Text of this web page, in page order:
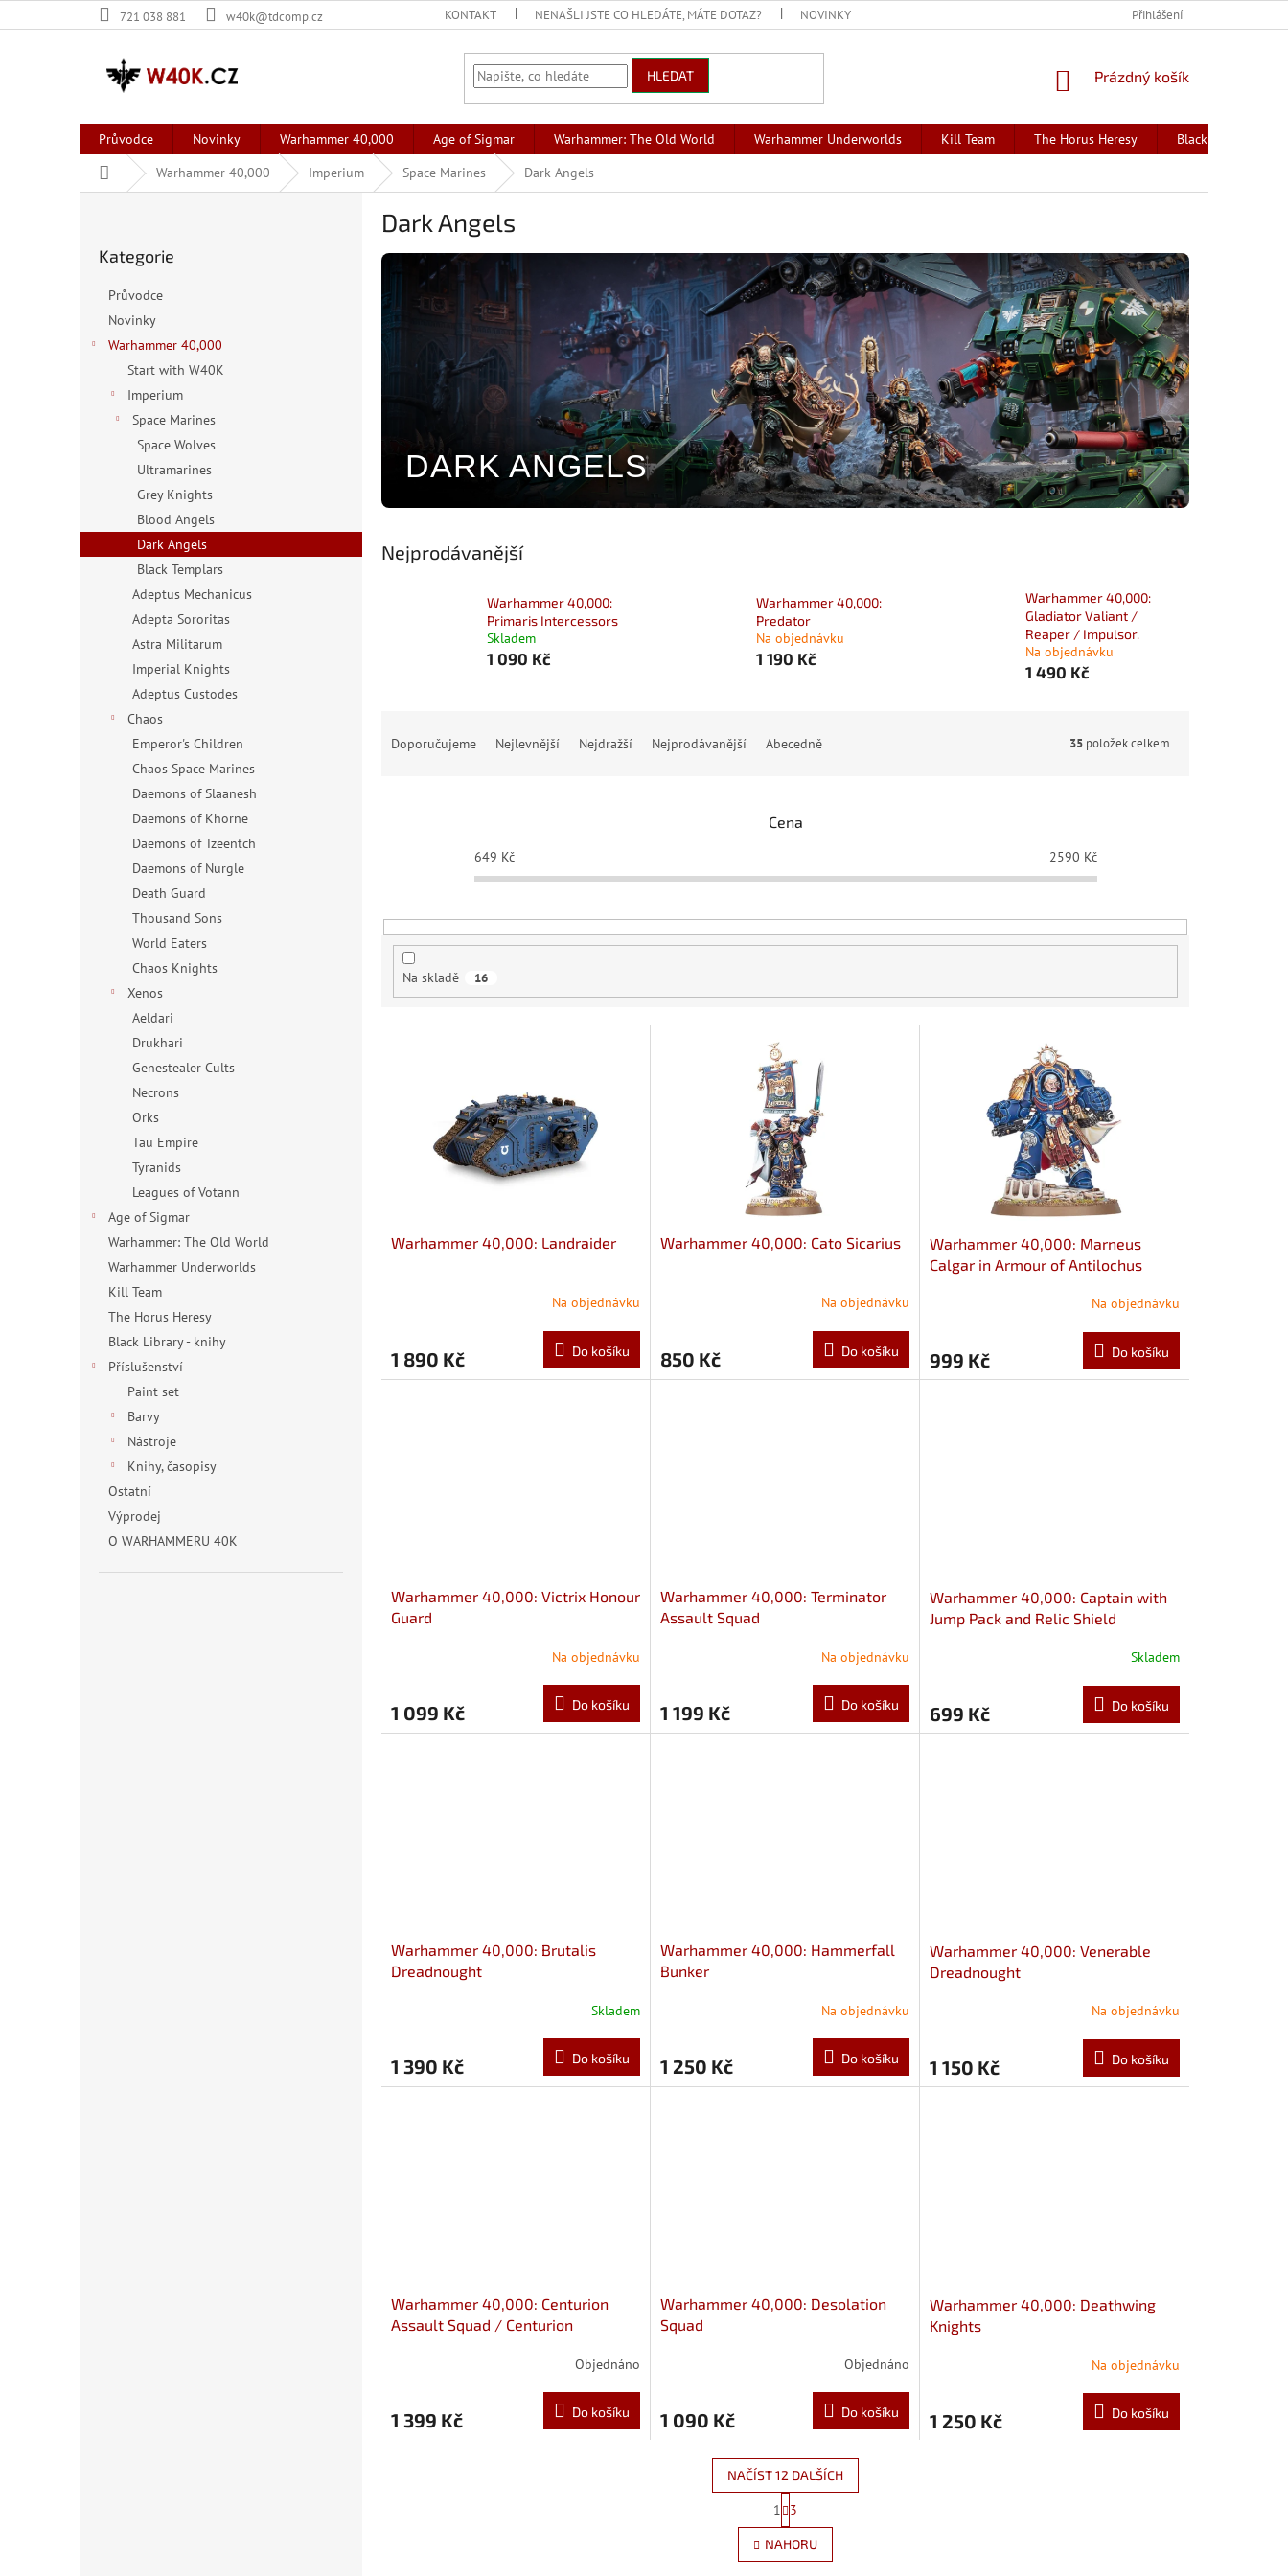
na
721 038 881 w40k@tdcomp.cz KONTAKT NENAŠLI JSTE CO HLEDÁTE, MÁTE DOTAZ? NOVINKY Přihlášení
HLEDAT
NÁKUPNÍ
Prázdný košík
Průvodce Novinky Warhammer 40,000 Age of Sigmar Warhammer: The Old World Warhammer Underworlds Kill Team The Horus Heresy
Black Library -
Domů Warhammer 40,000 Imperium Space Marines Dark Angels
kategorie
Kategorie
Průvodce
Novinky
Warhammer 40,000
Start with W40K
Imperium
Space Marines
Space Wolves
Ultramarines
Grey Knights
Blood Angels
Dark Angels
Black Templars
Adeptus Mechanicus
Adepta Sororitas
Astra Militarum
Imperial Knights
Adeptus Custodes
Chaos
Emperor's Children
Chaos Space Marines
Daemons of Slaanesh
Daemons of Khorne
Daemons of Tzeentch
Daemons of Nurgle
Death Guard
Thousand Sons
World Eaters
Chaos Knights
Xenos
Aeldari
Drukhari
Genestealer Cults
Necrons
Orks
Tau Empire
Tyranids
Leagues of Votann
Age of Sigmar
Warhammer: The Old World
Warhammer Underworlds
Kill Team
The Horus Heresy
Black Library - knihy
Příslušenství
Paint set
Barvy
Nástroje
Knihy, časopisy
Ostatní
Výprodej
O WARHAMMERU 40K
Dark Angels
DARK ANGELS
Nejprodávanější
Warhammer 40,000:
Primaris Intercessors
Skladem
1 090 Kč
Warhammer 40,000:
Predator
Na objednávku
1 190 Kč
Warhammer 40,000:
Gladiator Valiant /
Reaper / Impulsor.
Na objednávku
1 490 Kč
u
Doporučujeme Nejlevnější Nejdražší Nejprodávanější Abecedně 35 položek celkem
Cena
649 Kč 2590 Kč
Na skladě 16
Warhammer 40,000: Landraider
Na objednávku
1 890 Kč Do košíku
Warhammer 40,000: Cato Sicarius
Na objednávku
850 Kč Do košíku
Warhammer 40,000: Marneus
Calgar in Armour of Antilochus
Na objednávku
999 Kč Do košíku
Warhammer 40,000: Victrix Honour
Guard
Na objednávku
1 099 Kč Do košíku
Warhammer 40,000: Terminator
Assault Squad
Na objednávku
1 199 Kč Do košíku
Warhammer 40,000: Captain with
Jump Pack and Relic Shield
Skladem
699 Kč Do košíku
Warhammer 40,000: Brutalis
Dreadnought
Skladem
1 390 Kč Do košíku
Warhammer 40,000: Hammerfall
Bunker
Na objednávku
1 250 Kč Do košíku
Warhammer 40,000: Venerable
Dreadnought
Na objednávku
1 150 Kč Do košíku
Warhammer 40,000: Centurion
Assault Squad / Centurion
Objednáno
1 399 Kč Do košíku
Warhammer 40,000: Desolation
Squad
Objednáno
1 090 Kč Do košíku
Warhammer 40,000: Deathwing
Knights
Na objednávku
1 250 Kč Do košíku
O
v
l
NAČÍST 12 DALŠÍCH
S
t
r
á
n
1 3
NAHORU